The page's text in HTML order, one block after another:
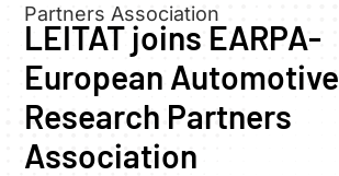
Partners Association
LEITAT joins EARPA-
European Automotive
Research Partners
Association